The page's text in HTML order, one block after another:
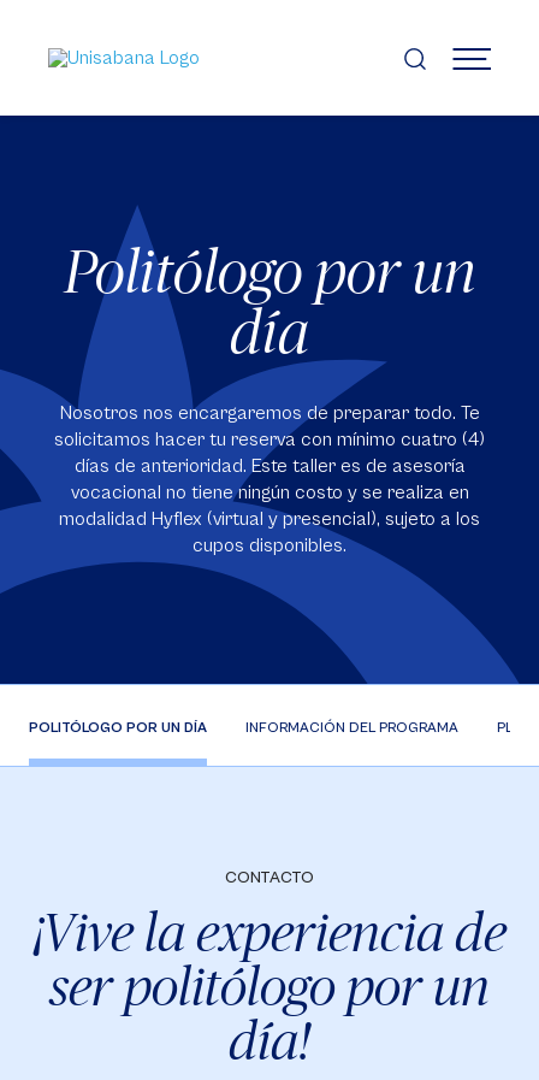
contenido
principal
MENÚ
Politólogo por un
día
Nosotros nos encargaremos de preparar todo. Te
solicitamos hacer tu reserva con mínimo cuatro (4)
días de anterioridad. Este taller es de asesoría
vocacional no tiene ningún costo y se realiza en
modalidad Hyflex (virtual y presencial), sujeto a los
cupos disponibles.
POLITÓLOGO POR UN DÍA INFORMACIÓN DEL PROGRAMA PLAN
CONTACTO
¡Vive la experiencia de
ser politólogo por un
día!